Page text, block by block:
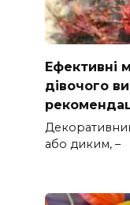
Ефективні
дівочого
або диким, –